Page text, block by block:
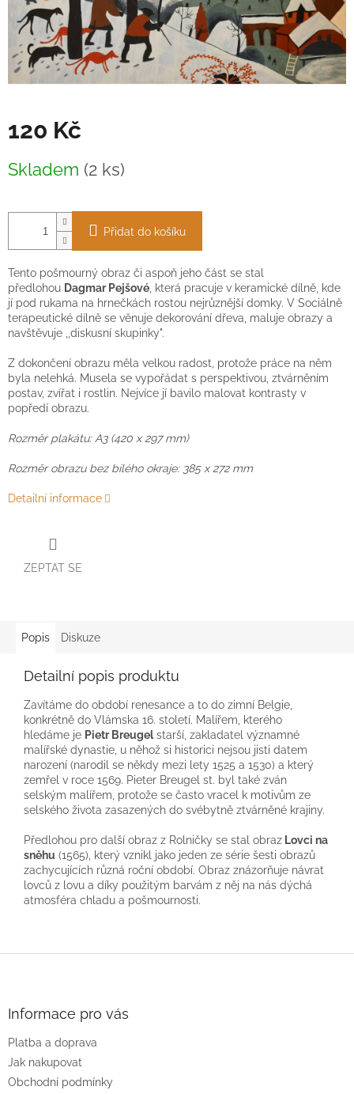
120 Kč
cena:
Skladem (2 ks)
Přidat do košíku
Tento pošmourný obraz či aspoň jeho část se stal
předlohou Dagmar Pejšové, která pracuje v keramické dílně, kde
jí pod rukama na hrnečkách rostou nejrůznější domky. V Sociálně
terapeutické dílně se věnuje dekorování dřeva, maluje obrazy a
navštěvuje ,,diskusní skupinky".
Z dokončení obrazu měla velkou radost, protože práce na něm
byla nelehká. Musela se vypořádat s perspektivou, ztvárněním
postav, zvířat i rostlin. Nejvíce jí bavilo malovat kontrasty v
popředí obrazu.
Rozměr plakátu: A3 (420 x 297 mm)
Rozměr obrazu bez bílého okraje: 385 x 272 mm
Detailní informace
ZEPTAT SE
Popis Diskuze
Detailní popis produktu
Zavítáme do období renesance a to do zimní Belgie,
konkrétně do Vlámska 16. století. Malířem, kterého
hledáme je Pietr Breugelstarší, zakladatel významné
malířské dynastie, u něhož si historici nejsou jisti datem
narození (narodil se někdy mezi lety 1525 a 1530) a který
zemřel v roce 1569. Pieter Breugel st. byl také zván
selským malířem, protože se často vracel k motivům ze
selského života zasazených do svébytně ztvárněné krajiny.
Předlohou pro další obraz z Rolničky se stal obraz Lovci na
sněhu (1565), který vznikl jako jeden ze série šesti obrazů
zachycujících různá roční období. Obraz znázorňuje návrat
lovců z lovu a díky použitým barvám z něj na nás dýchá
atmosféra chladu a pošmournosti.
Informace pro vás
Platba a doprava
Jak nakupovat
Obchodní podmínky